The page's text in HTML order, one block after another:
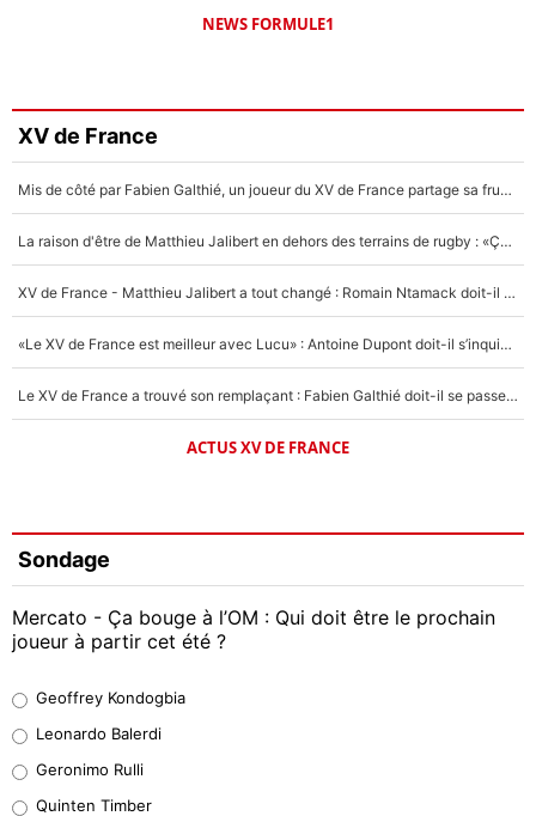
NEWS FORMULE1
XV de France
Mis de côté par Fabien Galthié, un joueur du XV de France partage sa frustration : «ils ne me l’ont pas dit tout de suite»
La raison d'être de Matthieu Jalibert en dehors des terrains de rugby : «Ça m'atteint autant que si tu touches à un membre de ma famille»
XV de France - Matthieu Jalibert a tout changé : Romain Ntamack doit-il s’inquiéter pour sa place à un an de la Coupe du monde ?
«Le XV de France est meilleur avec Lucu» : Antoine Dupont doit-il s’inquiéter pour sa place ?
Le XV de France a trouvé son remplaçant : Fabien Galthié doit-il se passer d'Antoine Dupont ?
ACTUS XV DE FRANCE
Sondage
Mercato - Ça bouge à l’OM : Qui doit être le prochain
joueur à partir cet été ?
38%
31%
Geoffrey Kondogbia
Leonardo Balerdi
Geronimo Rulli
Quinten Timber